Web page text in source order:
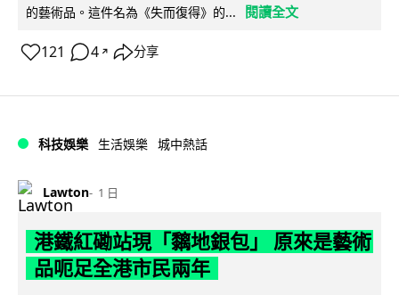
的藝術品。這件名為《失而復得》的...
閱讀全文
121 4 ↗ 分享
科技娛樂 生活娛樂 城中熱話
Lawton 1 日
港鐵紅磡站現「黐地銀包」 原來是藝術
品呃足全港市民兩年